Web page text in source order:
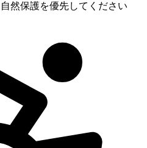
然保護を優先してください